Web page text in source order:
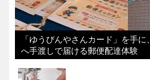
「ゆうびんやさんカード」を手
へ手渡しで届ける郵便配達体験